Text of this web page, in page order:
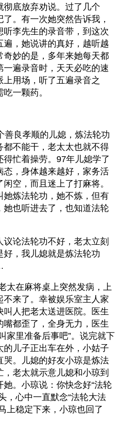
彻底放弃劝说。过了几个
。有一次她突然告诉我，
李先生的录音带，到这次
遍，她说讲的真好，越听越
奇妙的是，多年来她每天都
一遍录音时，天天必吃的速
用场，听了五遍录音之
一颗药。
善良孝顺的儿媳，炼法轮功
都不能干，老太太也就不得
得忙着操劳。97年儿媳学了
态，身体越来越好，家务活
空，而且迷上了打麻将。
她炼法轮功，她不炼，但有
她也听进去了，也知道法轮
论法轮功不好，老太立刻
好，我儿媳就是炼法轮功
太在麻将桌上突然发病，上
不来了。幸被娱乐室主人家
叫人把老太送进医院。医生
嘴都歪了，全身无力，医生
家里准备后事吧”。说完就下
的儿子正出车在外，小姑子
哭。儿媳的好友小琼是炼法
老太就示意儿媳和小琼到
。小琼说：你快念好“法轮
，心中一直默念“法轮大法
上稳定下来，小琼也回了